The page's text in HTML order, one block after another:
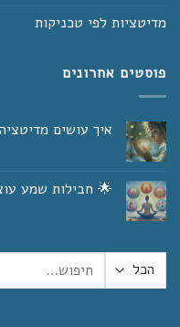
מדיטציות לפי טכניקות
פוסטים אחרונים
איך עושים
איך
עושים
🌟 חבילות שמע
חבילות
עוצמתיות
לכל